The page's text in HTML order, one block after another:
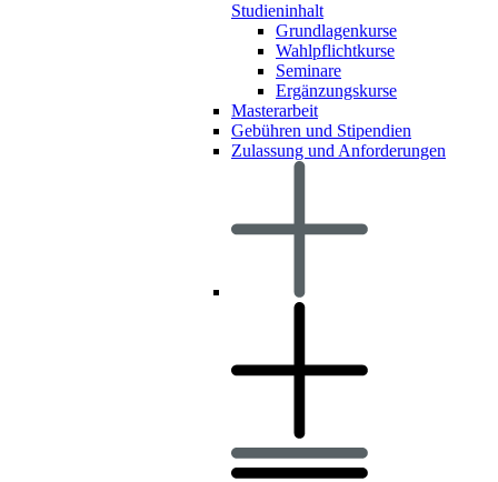
Studieninhalt
Grundlagenkurse
Wahlpflichtkurse
Seminare
Ergänzungskurse
Masterarbeit
Gebühren und Stipendien
Zulassung und Anforderungen